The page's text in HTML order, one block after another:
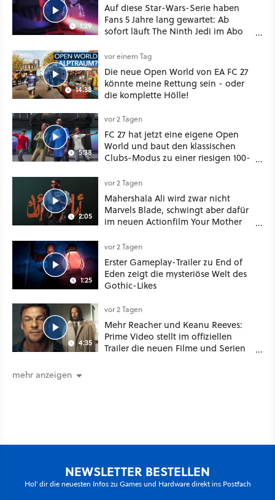
1:29
Auf diese Star-Wars-Serie haben
Fans 5 Jahre lang gewartet: Ab
sofort läuft The Ninth Jedi im Abo
14:38
vor einem Tag
Die neue Open World von EA FC 27
könnte meine Rettung sein - oder
die komplette Hölle!
5:38
vor 2 Tagen
FC 27 hat jetzt eine eigene Open
World und baut den klassischen
Clubs-Modus zu einer riesigen 100-
2:05
vor 2 Tagen
Mahershala Ali wird zwar nicht
Marvels Blade, schwingt aber dafür
im neuen Actionfilm Your Mother
Schwert
1:25
vor 2 Tagen
Erster Gameplay-Trailer zu End of
Eden zeigt die mysteriöse Welt des
Gothic-Likes
4:35
vor 2 Tagen
Mehr Reacher und Keanu Reeves:
Prime Video stellt im offiziellen
Trailer die neuen Filme und Serien
mehr anzeigen
NEWSLETTER BESTELLEN
Hol' dir die neuesten Infos zu Games und Hardware direkt ins Postfach